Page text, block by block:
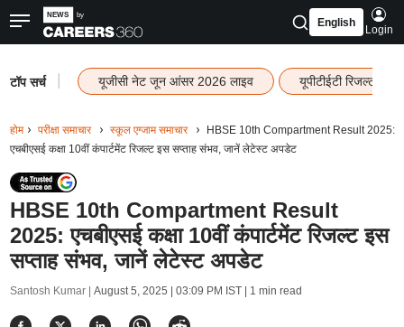
English
Login
टॉप सर्च यूजीसी नेट जून आंसर 2026 लाइव यूपीटीईटी रिजल्ट
होम परीक्षा समाचार स्कूल एग्जाम समाचार
HBSE 10th Compartment Result 2025:
एचबीएसई कक्षा 10वीं कंपार्टमेंट रिजल्ट इस सप्ताह संभव, जानें लेटेस्ट अपडेट
HBSE 10th Compartment Result
2025: एचबीएसई कक्षा 10वीं कंपार्टमेंट रिजल्ट इस
सप्ताह संभव, जानें लेटेस्ट अपडेट
Santosh Kumar | August 5, 2025 | 03:09 PM IST| 1 min read